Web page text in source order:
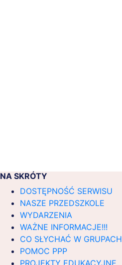
NA SKRÓTY
DOSTĘPNOŚĆ SERWISU
NASZE PRZEDSZKOLE
WYDARZENIA
WAŻNE INFORMACJE!!!
CO SŁYCHAĆ W GRUPACH
POMOC PPP
PROJEKTY EDUKACYJNE